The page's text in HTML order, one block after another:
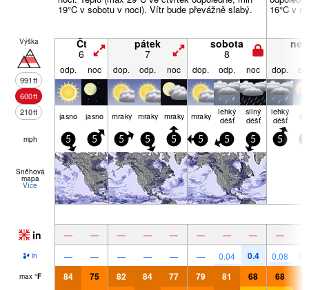
19°C v sobotu v noci). Vítr bude převážně slabý. 16°C v
Výška
991ft
600ft
210ft
Čt
6
pátek
7
sobota
8
odp. noc dop. odp. noc dop. odp. noc dop.
jasno jasno mraky mraky mraky mraky lehký
déšť
silný
déšť
lehký
déšť
mph 5 5 5 5 5 5 5 5 5
Sněhová
mapa
Více
in — — — — — — — — —
in — — — — — — 0.04 0.4 0.08
max °F 84 75 82 84 77 79 81 68 68